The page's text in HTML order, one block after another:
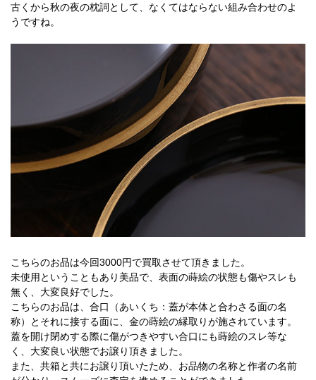
古くから秋の夜の枕詞として、なくてはならない組み合わせのよ
うですね。
こちらのお品は今回3000円で買取させて頂きました。
未使用ということもあり美品で、表面の蒔絵の状態も傷やスレも
無く、大変良好でした。
こちらのお品は、合口（あいくち：蓋が本体と合わさる面の名
称）とそれに接する面に、金の蒔絵の縁取りが施されています。
蓋を開け閉めする際に傷がつきやすい合口にも蒔絵のスレ等な
く、大変良い状態でお譲り頂きました。
また、共箱と共にお譲り頂いたため、お品物の名称と作者の名前